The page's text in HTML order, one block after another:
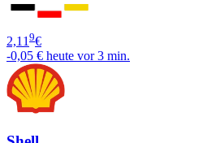
2,119€
-0,05 € heute vor 3 min.